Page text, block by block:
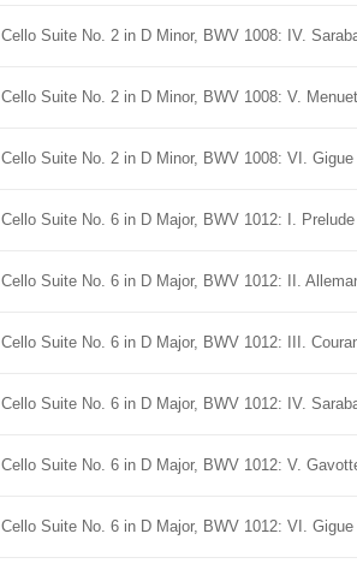
Cello Suite No. 2 in D Minor, BWV 1008: IV.
Cello Suite No. 2 in D Minor, BWV 1008: V.
Cello Suite No. 2 in D Minor, BWV 1008: VI. Gigue
Cello Suite No. 6 in D Major, BWV 1012: I.
Cello Suite No. 6 in D Major, BWV 1012: II.
Cello Suite No. 6 in D Major, BWV 1012: III.
Cello Suite No. 6 in D Major, BWV 1012: IV.
Cello Suite No. 6 in D Major, BWV 1012: V.
Cello Suite No. 6 in D Major, BWV 1012: VI. Gigue